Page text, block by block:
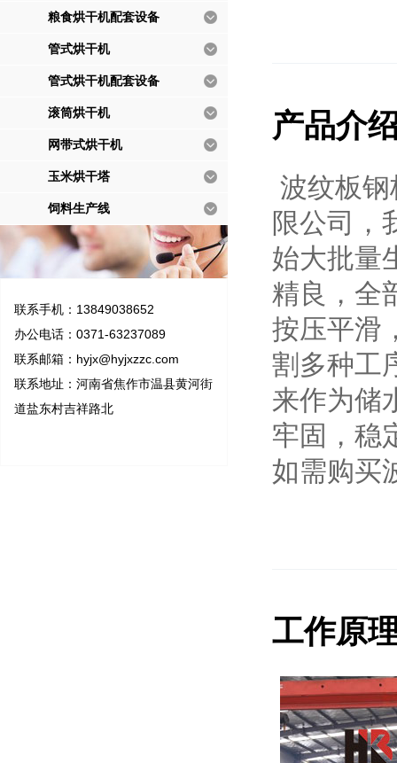
粮食烘干机配套设备
管式烘干机
管式烘干机配套设备
滚筒烘干机
网带式烘干机
玉米烘干塔
饲料生产线
联系手机：13849038652
办公电话：0371-63237089
联系邮箱： hyjx@hyjxzzc.com
联系地址：河南省焦作市温县黄河街
道盐东村吉祥路北
产品介
波纹板
限公司，
始大批量
精良，全
按压平滑
割多种工
来作为储
牢固，稳
如需购买
工作原